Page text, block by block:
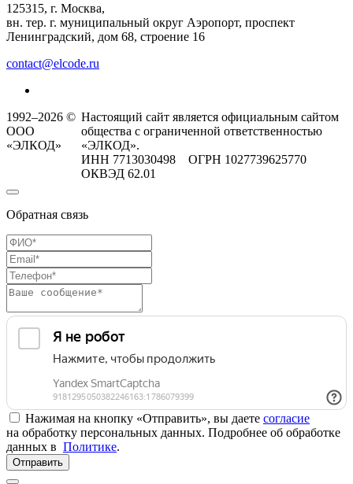
125315, г. Москва,
вн. тер. г. муниципальный округ Аэропорт, проспект
Ленинградский, дом 68, строение 16
contact@elcode.ru
1992–2026 ©
ООО
«ЭЛКОД»
Настоящий сайт является официальным сайтом
общества с ограниченной ответственностью
«ЭЛКОД».
ИНН 7713030498 ОГРН 1027739625770
ОКВЭД 62.01
Обратная связь
Нажимая на кнопку «Отправить», вы даете согласие
на обработку персональных данных. Подробнее об обработке
данных в Политике.
Отправить